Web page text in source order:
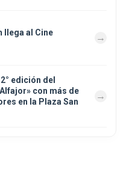
llega al Cine
edición del
con más de
en la Plaza San